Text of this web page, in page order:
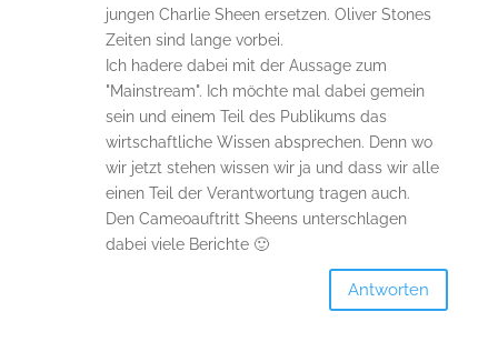
jungen Charlie Sheen ersetzen. Oliver Stones
Zeiten sind lange vorbei.
Ich hadere dabei mit der Aussage zum
"Mainstream". Ich möchte mal dabei gemein
sein und einem Teil des Publikums das
wirtschaftliche Wissen absprechen. Denn wo
wir jetzt stehen wissen wir ja und dass wir alle
einen Teil der Verantwortung tragen auch.
Den Cameoauftritt Sheens unterschlagen
dabei viele Berichte 🙂
Antworten